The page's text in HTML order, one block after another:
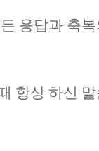
응답과 축
항상 하신